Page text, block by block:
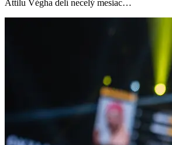
Attilu Végha delí necelý mesiac…